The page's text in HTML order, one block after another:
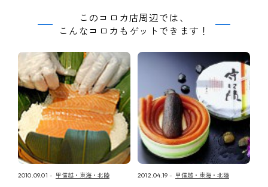
このコロカ店周辺では、
こんなコロカもゲットできます！
2010.09.01 甲信越・東海・北陸 2012.04.19 甲信越・東海・北陸